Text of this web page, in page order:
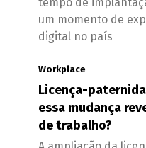
um momento de
digital no país
Workplace
Licença-
essa mudança
de trabalho?